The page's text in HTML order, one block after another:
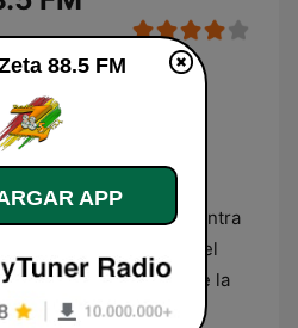
emisora ubicada en
programación se centra
informativa y el
El contenido de la
a brindar información
88.5 FM
APP